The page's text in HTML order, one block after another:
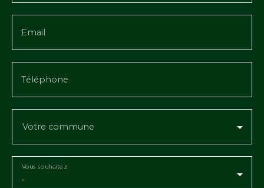
Email
Téléphone
Votre commune
-
Vous souhaitez